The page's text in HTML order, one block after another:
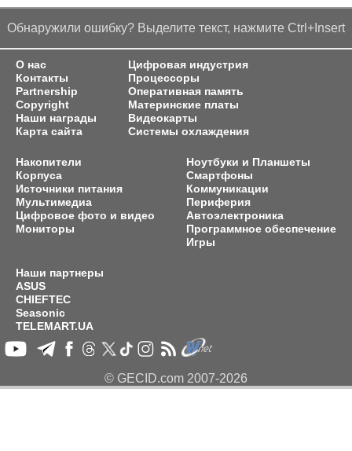
Обнаружили ошибку? Выделите текст, нажмите Ctrl+Insert
О нас
Контакты
Partnership
Copyright
Наши награды
Карта сайта
Цифровая индустрия
Процессоры
Оперативная память
Материнские платы
Видеокарты
Системы охлаждения
Накопители
Корпуса
Источники питания
Мультимедиа
Цифровое фото и видео
Мониторы
Ноутбуки и Планшеты
Смартфоны
Коммуникации
Периферия
Автоэлектроника
Программное обеспечение
Игры
Наши партнеры
ASUS
CHIEFTEC
Seasonic
TELEMART.UA
© GECID.com 2007-2026